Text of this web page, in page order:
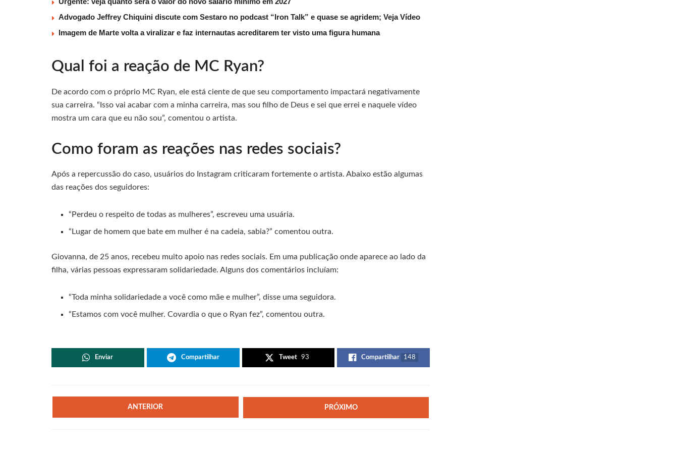
Advogado Jeffrey Chiquini discute com Sestaro no podcast “Iron Talk” e quase se agridem; Veja Vídeo
Imagem de Marte volta a viralizar e faz internautas acreditarem ter visto uma figura humana
Qual foi a reação de MC Ryan?
De acordo com o próprio MC Ryan, ele está ciente de que seu comportamento impactará negativamente
sua carreira. “Isso vai acabar com a minha carreira, mas sou filho de Deus e sei que errei e naquele vídeo
mostra um cara que eu não sou”, comentou o artista.
Como foram as reações nas redes sociais?
Após a repercussão do caso, usuários do Instagram criticaram fortemente o artista. Abaixo estão algumas
das reações dos seguidores:
“Perdeu o respeito de todas as mulheres”, escreveu uma usuária.
“Lugar de homem que bate em mulher é na cadeia, sabia?” comentou outra.
Giovanna, de 25 anos, recebeu muito apoio nas redes sociais. Em uma publicação onde aparece ao lado da
filha, várias pessoas expressaram solidariedade. Alguns dos comentários incluíam:
“Toda minha solidariedade a você como mãe e mulher”, disse uma seguidora.
“Estamos com você mulher. Covardia o que o Ryan fez”, comentou outra.
Enviar Compartilhar Tweet 93 Compartilhar 148
ANTERIOR PRÓXIMO